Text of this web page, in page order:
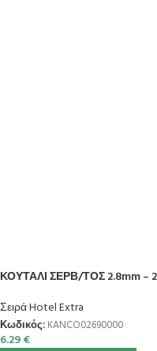
ΚΟΥΤΑΛΙ ΣΕΡΒ/ΤΟΣ 2.8mm –
Σειρά Hotel Extra
Κωδικός: KANCO02690000
6.29€